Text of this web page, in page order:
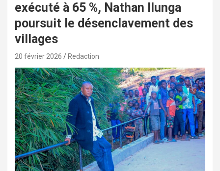
exécuté à 65 %, Nathan Ilunga
poursuit le désenclavement des
villages
20 février 2026 Redaction